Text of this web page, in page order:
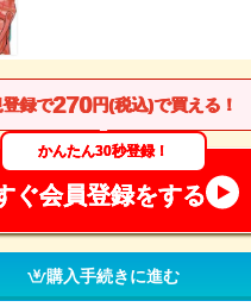
録で270円(税込)で買える！
かんたん30秒登録！
ぐ会員登録をする
購入手続きに進む